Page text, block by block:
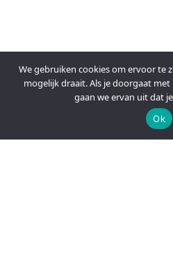
We gebruiken cookies om ervoor te
mogelijk draait. Als je doorgaat
gaan we ervan uit dat
Ok